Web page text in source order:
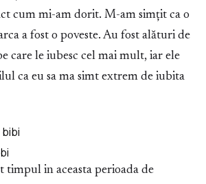
cum mi-am dorit. M-am simțit ca o
a fost o poveste. Au fost alături de
care le iubesc cel mai mult, iar ele
ca eu sa ma simt extrem de iubita
timpul in aceasta perioada de